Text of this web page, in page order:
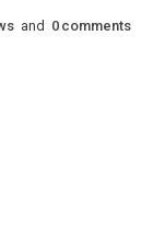
and 0 comments